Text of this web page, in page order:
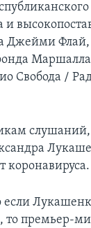
и
Джейми
Свобода /
коронавируса.
если
то премьер-